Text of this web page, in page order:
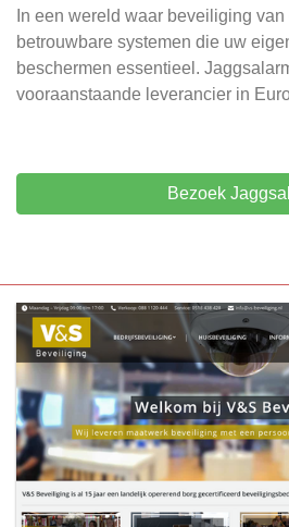
In een wereld waar beveiliging
betrouwbare systemen die uw
beschermen essentieel.
vooraanstaande leverancier in
Bezoek